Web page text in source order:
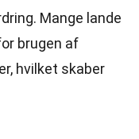
Mange lande
brugen af
hvilket skaber